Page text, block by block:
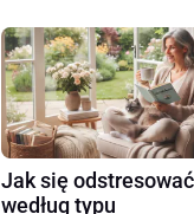
Jak się odstresować
według typu